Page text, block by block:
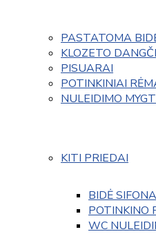
PASTATOMA
KLOZETO
PISUARAI
POTINKINIAI
NULEIDIMO
KITI PRIEDAI
BIDĖ
POTINKINO
WC